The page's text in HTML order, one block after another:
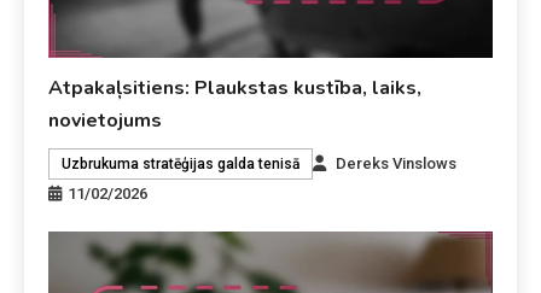
Atpakaļsitiens: Plaukstas kustība, laiks,
novietojums
Uzbrukuma stratēģijas galda tenisā
Dereks Vinslows
11/02/2026